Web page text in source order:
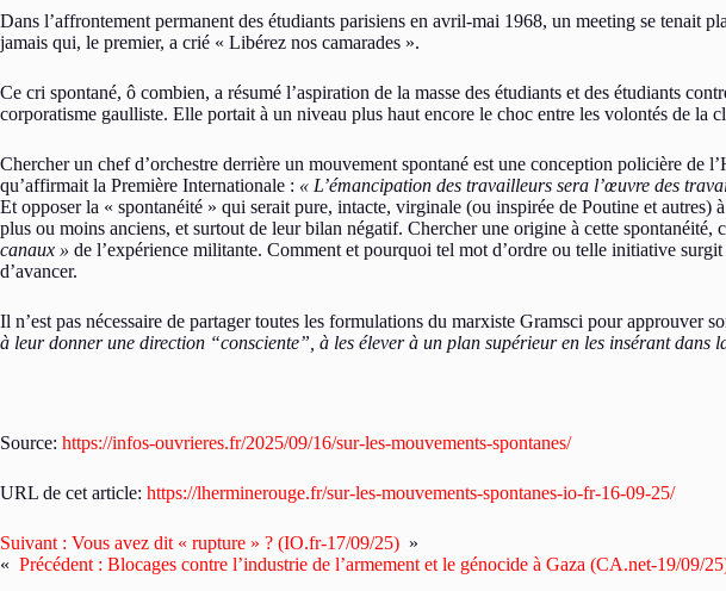
Dans l’affrontement permanent des étudiants parisiens en avril-mai 1968, un meeting se tenait
jamais qui, le premier, a crié « Libérez nos camarades ».
Ce cri spontané, ô combien, a résumé l’aspiration de la masse des étudiants et des étudiants
corporatisme gaulliste. Elle portait à un niveau plus haut encore le choc entre les volontés de la
Chercher un chef d’orchestre derrière un mouvement spontané est une conception policière de
qu’affirmait la Première Internationale : « L’émancipation des travailleurs sera l’œuvre des
Et opposer la « spontanéité » qui serait pure, intacte, virginale (ou inspirée de Poutine et autres)
plus ou moins anciens, et surtout de leur bilan négatif. Chercher une origine à cette spontanéité,
canaux » de l’expérience militante. Comment et pourquoi tel mot d’ordre ou telle initiative
d’avancer.
Il n’est pas nécessaire de partager toutes les formulations du marxiste Gramsci pour approuver
à leur donner une direction “consciente”, à les élever à un plan supérieur en les insérant dans
Source: https://infos-ouvrieres.fr/2025/09/16/sur-les-mouvements-spontanes/
URL de cet article: https://lherminerouge.fr/sur-les-mouvements-spontanes-io-fr-16-09-25/
Suivant : Vous avez dit « rupture » ? (IO.fr-17/09/25) »
« Précédent : Blocages contre l’industrie de l’armement et le génocide à Gaza (CA.net-19/09/